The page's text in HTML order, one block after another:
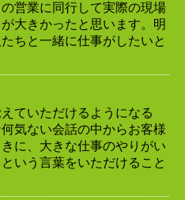
営業に同行して実際の現場
大きかったと思います。明
ちと一緒に仕事がしたいと
ていただけるようになる
気ない会話の中からお客様
に、大きな仕事のやりがい
いう言葉をいただけること